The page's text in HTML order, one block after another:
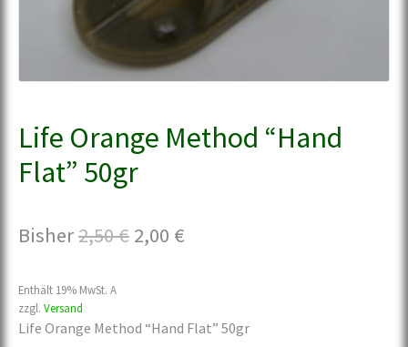
Life Orange Method “Hand
Flat” 50gr
Bisher2,50€ Ursprünglicher
2,50 €
2,00 €
2,00 €.
Enthält 19% MwSt. A
zzgl. Versand
Life Orange Method “Hand Flat” 50gr